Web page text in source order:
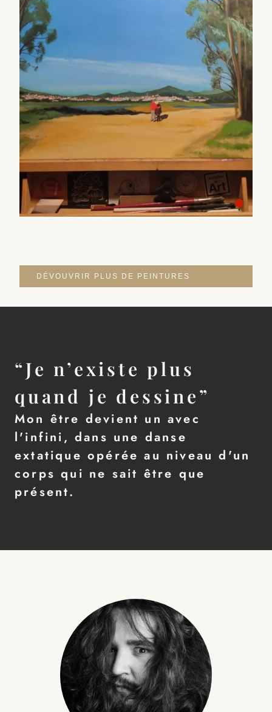
DÉVOUVRIR PLUS DE PEINTURES
“Je n’existe plus
quand je dessine”
Mon être devient un avec
l'infini, dans une danse
extatique opérée au niveau d'un
corps qui ne sait être que
présent.